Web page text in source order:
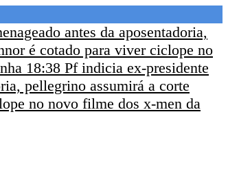
antes da aposentadoria,
é cotado para viver ciclope no
18:38 Pf indicia ex-presidente
pellegrino assumirá a corte
no novo filme dos x-men da